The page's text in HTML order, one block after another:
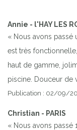
Annie - l'HAY LES
« Nous avons passé
est très
haut de gamme,
piscine. Douceur de
Publication : 02/09/
Christian - PARIS
« Nous avons passé